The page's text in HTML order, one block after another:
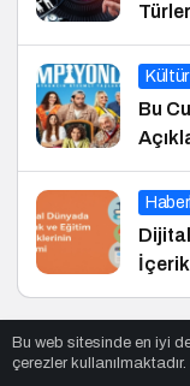
Bu
Bu web sitesinde en iyi
çerezler kullanılmaktadır.